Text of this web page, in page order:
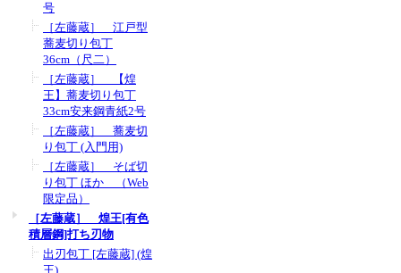
号
［左藤蔵］ 江戸型
蕎麦切り包丁
36cm（尺二）
［左藤蔵］ 【煌
王】蕎麦切り包丁
33cm安来鋼青紙2号
［左藤蔵］ 蕎麦切
り包丁 (入門用)
［左藤蔵］ そば切
り包丁 ほか （Web
限定品）
［左藤蔵］ 煌王[有色
積層鋼]打ち刃物
出刃包丁 [左藤蔵] (煌
王)